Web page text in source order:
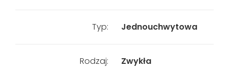
Typ: Jednouchwytowa
Rodzaj: Zwykła